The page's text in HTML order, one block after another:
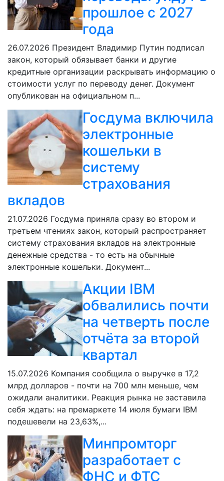
прошлое с 2027
года
26.07.2026 Президент Владимир Путин подписал
закон, который обязывает банки и другие
кредитные организации раскрывать информацию о
стоимости услуг по переводу денег. Документ
опубликован на официальном п...
Госдума включила
электронные
кошельки в
систему
страхования
вкладов
21.07.2026 Госдума приняла сразу во втором и
третьем чтениях закон, который распространяет
систему страхования вкладов на электронные
денежные средства - то есть на обычные
электронные кошельки. Документ...
Акции IBM
обвалились почти
на четверть после
отчёта за второй
квартал
15.07.2026 Компания сообщила о выручке в 17,2
млрд долларов - почти на 700 млн меньше, чем
ожидали аналитики. Реакция рынка не заставила
себя ждать: на премаркете 14 июля бумаги IBM
подешевели на 23,63%,...
Минпромторг
разработает с
ФНС и ФТС